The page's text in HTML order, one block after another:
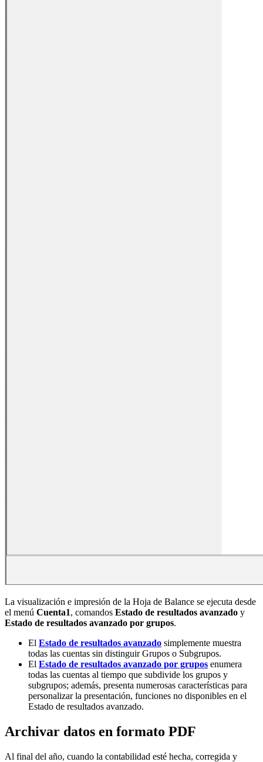
La visualización e impresión de la Hoja de Balance se ejecuta desde
el menú Cuenta1, comandos Estado de resultados avanzado y
Estado de resultados avanzado por grupos.
El Estado de resultados avanzado simplemente muestra
todas las cuentas sin distinguir Grupos o Subgrupos.
El Estado de resultados avanzado por grupos enumera
todas las cuentas al tiempo que subdivide los grupos y
subgrupos; además, presenta numerosas características para
personalizar la presentación, funciones no disponibles en el
Estado de resultados avanzado.
Archivar datos en formato PDF
Al final del año, cuando la contabilidad esté hecha, corregida y